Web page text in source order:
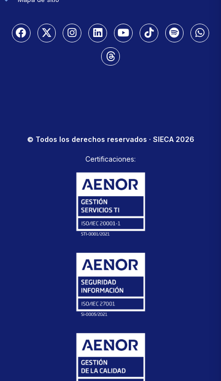
© Todos los derechos reservados · SIECA 2026
Certificaciones: